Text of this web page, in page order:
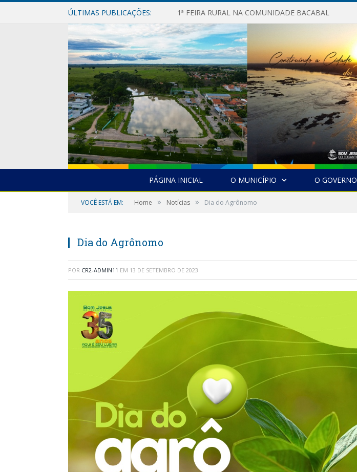
ÚLTIMAS PUBLICAÇÕES: 1ª FEIRA RURAL NA COMUNIDADE BACABAL
PÁGINA INICIAL O MUNICÍPIO O GOVERNO
VOCÊ ESTÁ EM: Home » Notícias » Dia do Agrônomo
Dia do Agrônomo
POR CR2-ADMIN11 EM 13 DE SETEMBRO DE 2023